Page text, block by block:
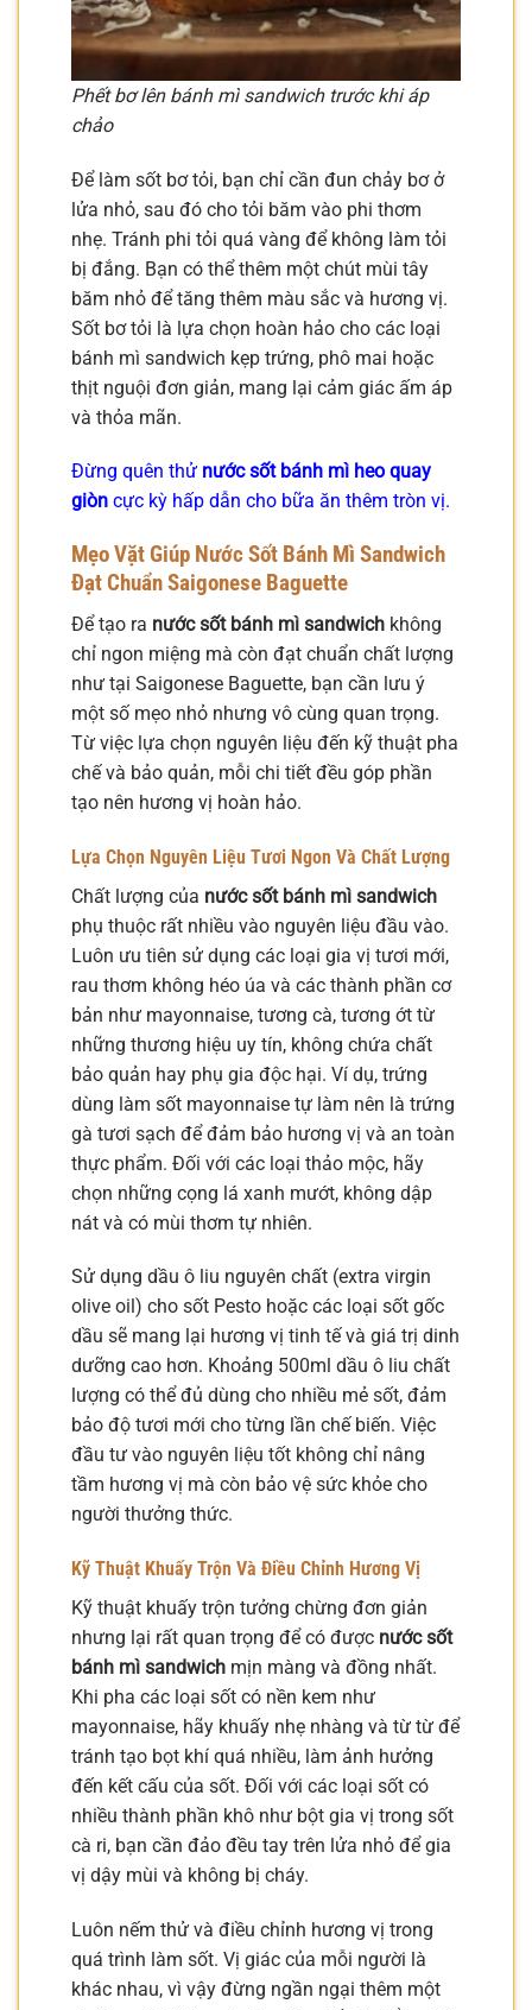
Phết bơ lên bánh mì sandwich trước khi áp
chảo
Để làm sốt bơ tỏi, bạn chỉ cần đun chảy bơ ở
lửa nhỏ, sau đó cho tỏi băm vào phi thơm
nhẹ. Tránh phi tỏi quá vàng để không làm tỏi
bị đắng. Bạn có thể thêm một chút mùi tây
băm nhỏ để tăng thêm màu sắc và hương vị.
Sốt bơ tỏi là lựa chọn hoàn hảo cho các loại
bánh mì sandwich kẹp trứng, phô mai hoặc
thịt nguội đơn giản, mang lại cảm giác ấm áp
và thỏa mãn.
Đừng quên thử nước sốt bánh mì heo quay
giòn cực kỳ hấp dẫn cho bữa ăn thêm tròn vị.
Mẹo Vặt Giúp Nước Sốt Bánh Mì Sandwich
Đạt Chuẩn Saigonese Baguette
Để tạo ra nước sốt bánh mì sandwich không
chỉ ngon miệng mà còn đạt chuẩn chất lượng
như tại Saigonese Baguette, bạn cần lưu ý
một số mẹo nhỏ nhưng vô cùng quan trọng.
Từ việc lựa chọn nguyên liệu đến kỹ thuật pha
chế và bảo quản, mỗi chi tiết đều góp phần
tạo nên hương vị hoàn hảo.
Lựa Chọn Nguyên Liệu Tươi Ngon Và Chất Lượng
Chất lượng của nước sốt bánh mì sandwich
phụ thuộc rất nhiều vào nguyên liệu đầu vào.
Luôn ưu tiên sử dụng các loại gia vị tươi mới,
rau thơm không héo úa và các thành phần cơ
bản như mayonnaise, tương cà, tương ớt từ
những thương hiệu uy tín, không chứa chất
bảo quản hay phụ gia độc hại. Ví dụ, trứng
dùng làm sốt mayonnaise tự làm nên là trứng
gà tươi sạch để đảm bảo hương vị và an toàn
thực phẩm. Đối với các loại thảo mộc, hãy
chọn những cọng lá xanh mướt, không dập
nát và có mùi thơm tự nhiên.
Sử dụng dầu ô liu nguyên chất (extra virgin
olive oil) cho sốt Pesto hoặc các loại sốt gốc
dầu sẽ mang lại hương vị tinh tế và giá trị dinh
dưỡng cao hơn. Khoảng 500ml dầu ô liu chất
lượng có thể đủ dùng cho nhiều mẻ sốt, đảm
bảo độ tươi mới cho từng lần chế biến. Việc
đầu tư vào nguyên liệu tốt không chỉ nâng
tầm hương vị mà còn bảo vệ sức khỏe cho
người thưởng thức.
Kỹ Thuật Khuấy Trộn Và Điều Chỉnh Hương Vị
Kỹ thuật khuấy trộn tưởng chừng đơn giản
nhưng lại rất quan trọng để có được nước sốt
bánh mì sandwich mịn màng và đồng nhất.
Khi pha các loại sốt có nền kem như
mayonnaise, hãy khuấy nhẹ nhàng và từ từ để
tránh tạo bọt khí quá nhiều, làm ảnh hưởng
đến kết cấu của sốt. Đối với các loại sốt có
nhiều thành phần khô như bột gia vị trong sốt
cà ri, bạn cần đảo đều tay trên lửa nhỏ để gia
vị dậy mùi và không bị cháy.
Luôn nếm thử và điều chỉnh hương vị trong
quá trình làm sốt. Vị giác của mỗi người là
khác nhau, vì vậy đừng ngần ngại thêm một